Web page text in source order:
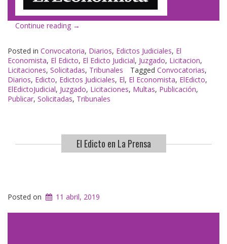
Continue reading «El
El
Economista»
→
Posted in Convocatoria, Diarios, Edictos Judiciales, El
Economista, El Edicto, El Edicto Judicial, Juzgado, Licitacion,
Licitaciones, Solicitadas, Tribunales Tagged Convocatorias,
Diarios, Edicto, Edictos Judiciales, El, El Economista, ElEdicto,
ElEdictoJudicial, Juzgado, Licitaciones, Multas, Publicación,
Publicar, Solicitadas, Tribunales
El Edicto en La Prensa
Posted on 11 abril, 2019